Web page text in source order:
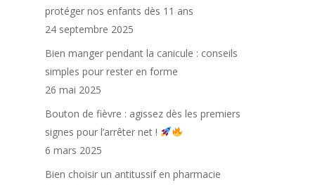
protéger nos enfants dès 11 ans
24 septembre 2025
Bien manger pendant la canicule : conseils
simples pour rester en forme
26 mai 2025
Bouton de fièvre : agissez dès les premiers
signes pour l’arrêter net !
6 mars 2025
Bien choisir un antitussif en pharmacie